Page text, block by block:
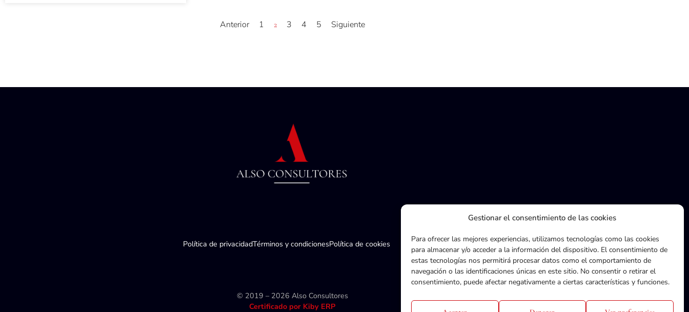
Gestionar el consentimiento de las cookies
Para ofrecer las mejores experiencias, utilizamos tecnologías como las cookies
para almacenar y/o acceder a la información del dispositivo. El consentimiento de
estas tecnologías nos permitirá procesar datos como el comportamiento de
navegación o las identificaciones únicas en este sitio. No consentir o retirar el
consentimiento, puede afectar negativamente a ciertas características y funciones.
Anterior 1 2 3 4 5 Siguiente
Política de privacidadTérminos y condicionesPolítica de cookies ACTUALIDAD
© 2019 – 2026 Also Consultores
Certificado por Kiby ERP